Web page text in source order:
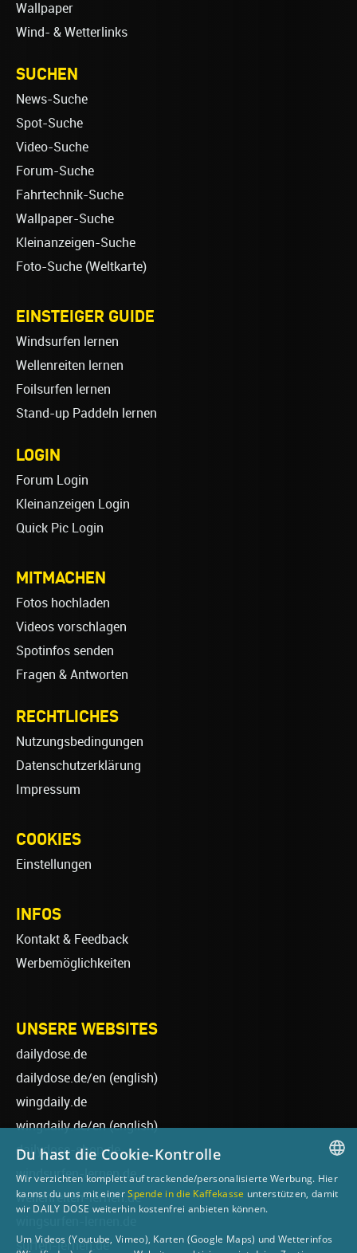
Wallpaper
Wind- & Wetterlinks
SUCHEN
News-Suche
Spot-Suche
Video-Suche
Forum-Suche
Fahrtechnik-Suche
Wallpaper-Suche
Kleinanzeigen-Suche
Foto-Suche (Weltkarte)
EINSTEIGER GUIDE
Windsurfen lernen
Wellenreiten lernen
Foilsurfen lernen
Stand-up Paddeln lernen
LOGIN
Forum Login
Kleinanzeigen Login
Quick Pic Login
MITMACHEN
Fotos hochladen
Videos vorschlagen
Spotinfos senden
Fragen & Antworten
RECHTLICHES
Nutzungsbedingungen
Datenschutzerklärung
Impressum
COOKIES
Einstellungen
INFOS
Kontakt & Feedback
Werbemöglichkeiten
UNSERE WEBSITES
dailydose.de
dailydose.de/en (english)
wingdaily.de
wingdaily.de/en(english)
dailydose-shop.de
windsurfen-lernen.de
wellenreiten-lernen.de
surfen-lernen.de
GERMAN
Du hast die Cookie-Kontrolle
Wir verzichten komplett auf trackende/personalisierte Werbung. Hier
kannst du uns mit einerSpende in die Kaffekasse unterstützen, damit
wir DAILY DOSE weiterhin kostenfrei anbieten können.
Um Videos (Youtube, Vimeo), Karten (Google Maps) und Wetterinfos